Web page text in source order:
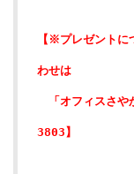
【※プレゼントに
わせは
「オフィスさや
3803】